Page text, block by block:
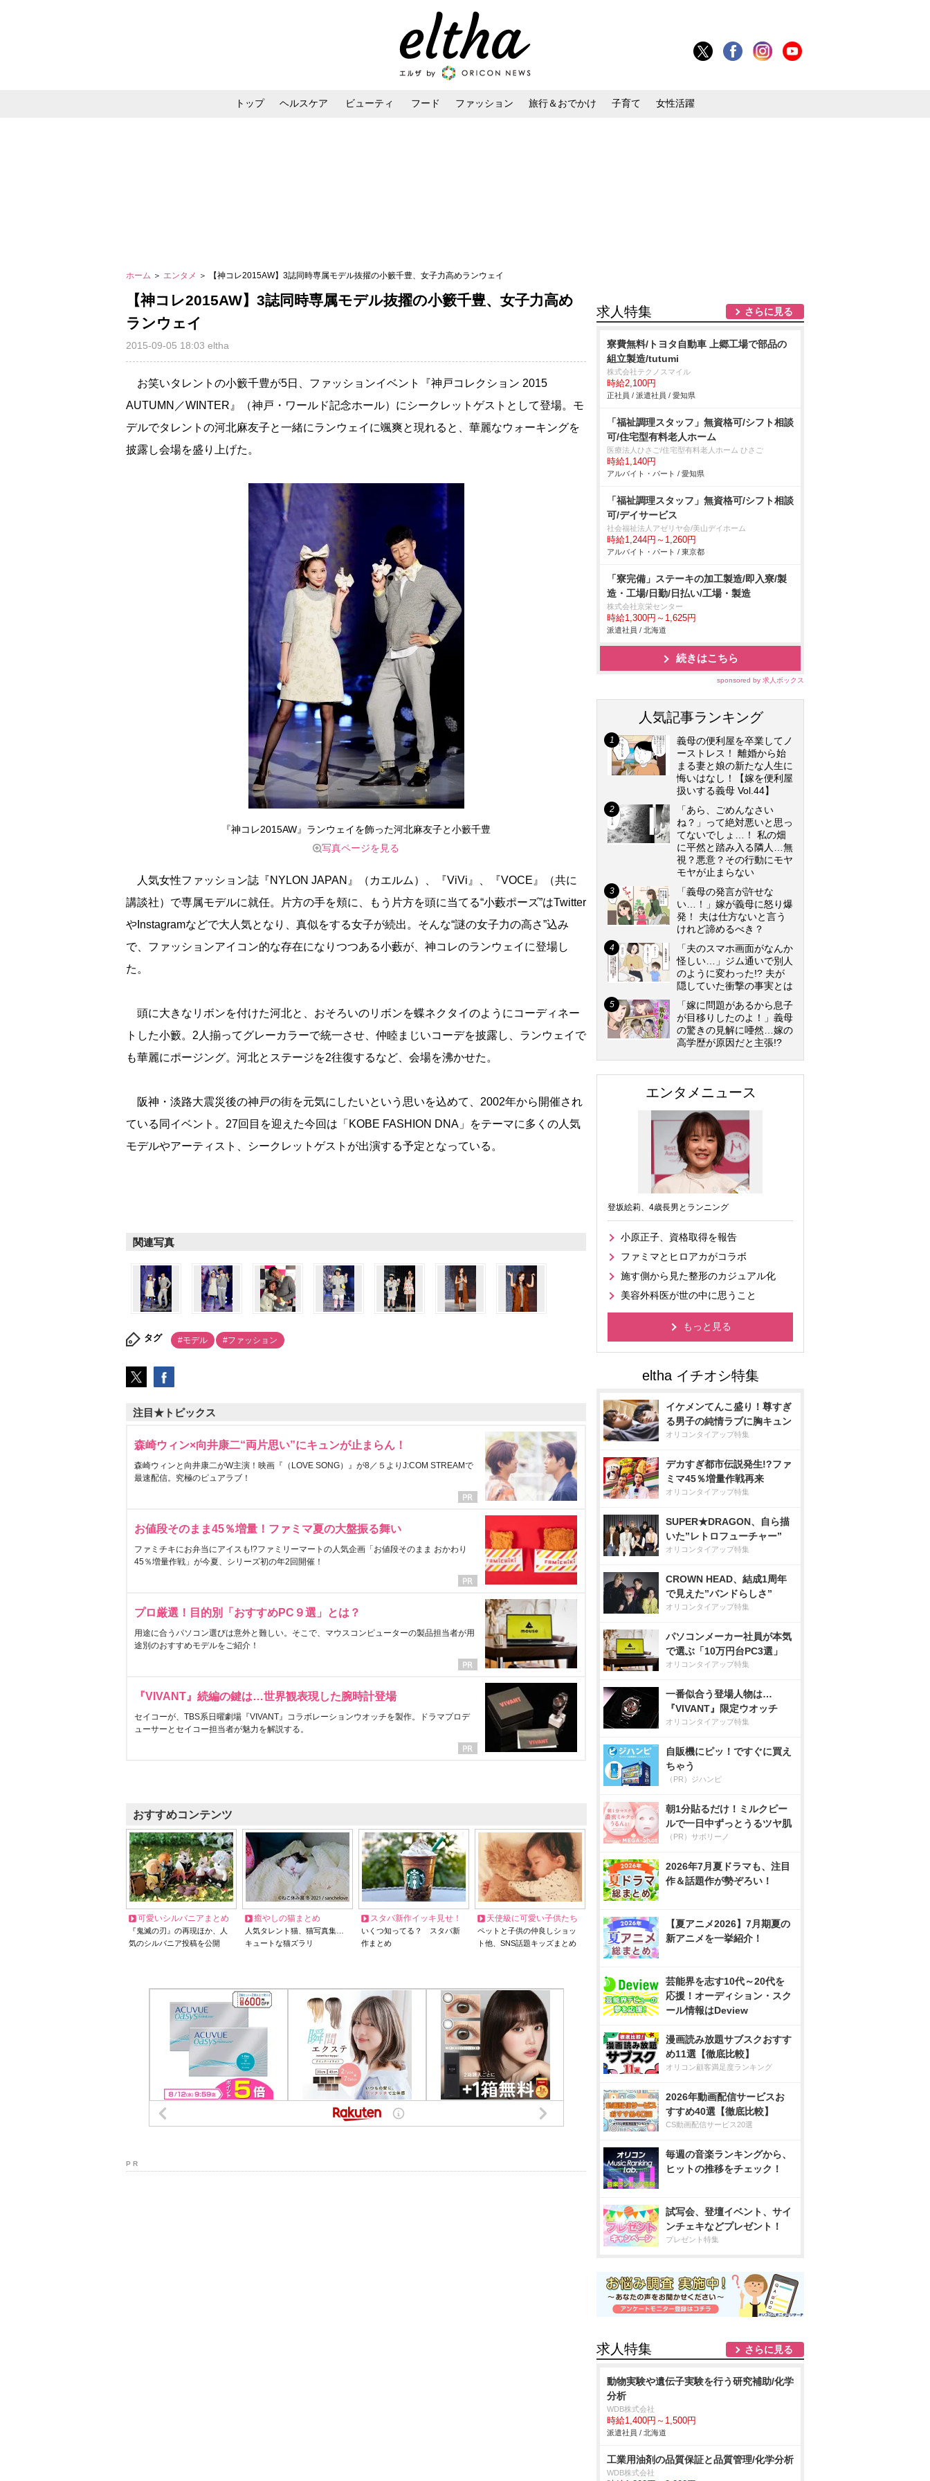
トップ ヘルスケア ビューティ フード ファッション 旅行＆おでかけ 子育て 女性活躍
ホーム ＞ エンタメ ＞ 【神コレ2015AW】3誌同時専属モデル抜擢の小籔千豊、女子力高めランウェイ
【神コレ2015AW】3誌同時専属モデル抜擢の小籔千豊、女子力高め
ランウェイ
2015-09-05 18:03 eltha
お笑いタレントの小籔千豊が5日、ファッションイベント『神戸コレクション 2015
AUTUMN／WINTER』（神戸・ワールド記念ホール）にシークレットゲストとして登場。モ
デルでタレントの河北麻友子と一緒にランウェイに颯爽と現れると、華麗なウォーキングを
披露し会場を盛り上げた。
『神コレ2015AW』ランウェイを飾った河北麻友子と小籔千豊
写真ページを見る
人気女性ファッション誌『NYLON JAPAN』（カエルム）、『ViVi』、『VOCE』（共に
講談社）で専属モデルに就任。片方の手を頬に、もう片方を頭に当てる“小藪ポーズ”はTwitter
Instagramなどで大人気となり、真似をする女子が続出。そんな“謎の女子力の高さ”込み
で、ファッションアイコン的な存在になりつつある小藪が、神コレのランウェイに登場し
た。
頭に大きなリボンを付けた河北と、おそろいのリボンを蝶ネクタイのようにコーディネー
トした小籔。2人揃ってグレーカラーで統一させ、仲睦まじいコーデを披露し、ランウェイで
も華麗にポージング。河北とステージを2往復するなど、会場を沸かせた。
阪神・淡路大震災後の神戸の街を元気にしたいという思いを込めて、2002年から開催され
ている同イベント。27回目を迎えた今回は「KOBE FASHION DNA」をテーマに多くの人気
モデルやアーティスト、シークレットゲストが出演する予定となっている。
関連写真
タグ #モデル #ファッション
注目★トピックス
森崎ウィン×向井康二“両片思い”にキュンが止まらん！
森崎ウィンと向井康二がW主演！映画『（LOVE SONG）』が8／５よりJ:COM STREAMで
最速配信。究極のピュアラブ！
お値段そのまま45％増量！ファミマ夏の大盤振る舞い
ファミチキにお弁当にアイスも!?ファミリーマートの人気企画「お値段そのまま おかわり
45％増量作戦」が今夏、シリーズ初の年2回開催！
プロ厳選！目的別「おすすめPC９選」とは？
用途に合うパソコン選びは意外と難しい。そこで、マウスコンピューターの製品担当者が用
途別のおすすめモデルをご紹介！
『VIVANT』続編の鍵は…世界観表現した腕時計登場
セイコーが、TBS系日曜劇場『VIVANT』コラボレーションウオッチを製作。ドラマプロデ
ューサーとセイコー担当者が魅力を解説する。
おすすめコンテンツ
可愛いシルバニアまとめ
『鬼滅の刃』の再現ほか、人
気のシルバニア投稿を公開
癒やしの猫まとめ
人気タレント猫、猫写真集…
キュートな猫ズラリ
スタバ新作イッキ見せ！
いくつ知ってる？ スタバ新
作まとめ
天使級に可愛い子供たち
ペットと子供の仲良しショッ
ト他、SNS話題キッズまとめ
P R
求人特集 さらに見る
寮費無料/トヨタ自動車 上郷工場で部品の
組立製造/tutumi
株式会社テクノスマイル
時給2,100円
正社員 / 派遣社員 / 愛知県
「福祉調理スタッフ」無資格可/シフト相談
可/住宅型有料老人ホーム
医療法人ひさご/住宅型有料老人ホーム ひさご
時給1,140円
アルバイト・パート / 愛知県
「福祉調理スタッフ」無資格可/シフト相談
可/デイサービス
社会福祉法人アゼリヤ会/美山デイホーム
時給1,244円～1,260円
アルバイト・パート / 東京都
「寮完備」ステーキの加工製造/即入寮/製
造・工場/日勤/日払い/工場・製造
株式会社京栄センター
時給1,300円～1,625円
派遣社員 / 北海道
続きはこちら
sponsored by 求人ボックス
人気記事ランキング
義母の便利屋を卒業してノ
ーストレス！ 離婚から始
まる妻と娘の新たな人生に
悔いはなし！【嫁を便利屋
扱いする義母 Vol.44】
「あら、ごめんなさい
ね？」って絶対悪いと思っ
てないでしょ…！ 私の畑
に平然と踏み入る隣人…無
視？悪意？その行動にモヤ
モヤが止まらない
「義母の発言が許せな
い…！」嫁が義母に怒り爆
発！ 夫は仕方ないと言う
けれど諦めるべき？
「夫のスマホ画面がなんか
怪しい…」ジム通いで別人
のように変わった!? 夫が
隠していた衝撃の事実とは
「嫁に問題があるから息子
が目移りしたのよ！」義母
の驚きの見解に唖然…嫁の
高学歴が原因だと主張!?
エンタメニュース
登坂絵莉、4歳長男とランニング
小原正子、資格取得を報告
ファミマとヒロアカがコラボ
施す側から見た整形のカジュアル化
美容外科医が世の中に思うこと
もっと見る
イケメンてんこ盛り！尊すぎ
る男子の純情ラブに胸キュン
オリコンタイアップ特集
デカすぎ都市伝説発生!?ファ
ミマ45％増量作戦再来
オリコンタイアップ特集
SUPER★DRAGON、自ら描
いた”レトロフューチャー”
オリコンタイアップ特集
CROWN HEAD、結成1周年
で見えた”バンドらしさ”
オリコンタイアップ特集
パソコンメーカー社員が本気
で選ぶ「10万円台PC3選」
オリコンタイアップ特集
一番似合う登場人物は…
『VIVANT』限定ウオッチ
オリコンタイアップ特集
自販機にピッ！ですぐに買え
ちゃう
（PR）ジハンピ
朝1分貼るだけ！ミルクピー
ルで一日中ずっとうるツヤ肌
（PR）サボリーノ
2026年7月夏ドラマも、注目
作＆話題作が勢ぞろい！
【夏アニメ2026】7月期夏の
新アニメを一挙紹介！
芸能界を志す10代～20代を
応援！オーディション・スク
ール情報はDeview
漫画読み放題サブスクおすす
め11選【徹底比較】
オリコン顧客満足度ランキング
2026年動画配信サービスお
すすめ40選【徹底比較】
CS動画配信サービス20選
毎週の音楽ランキングから、
ヒットの推移をチェック！
試写会、登壇イベント、サイ
ンチェキなどプレゼント！
プレゼント特集
求人特集 さらに見る
動物実験や遺伝子実験を行う研究補助/化学
分析
WDB株式会社
時給1,400円～1,500円
派遣社員 / 北海道
工業用油剤の品質保証と品質管理/化学分析
WDB株式会社